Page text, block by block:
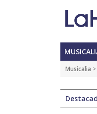
Musicalia >